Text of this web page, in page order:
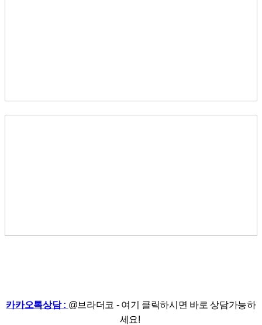
카카오톡상담 : @브라더코 - 여기 클릭하시면 바로 상담가능하
세요!